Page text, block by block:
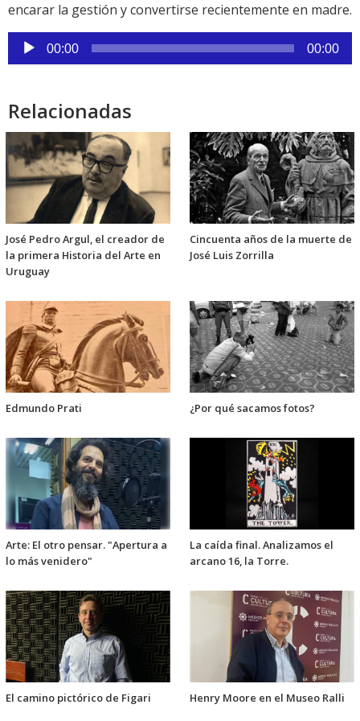
encarar la gestión y convertirse recientemente en madre.
Reproductor
de
00:00 00:00
Relacionadas
José Pedro Argul, el creador de
la primera Historia del Arte en
Uruguay
Cincuenta años de la muerte de
José Luis Zorrilla
Edmundo Prati ¿Por qué sacamos fotos?
Arte: El otro pensar. "Apertura a
lo más venidero"
La caída final. Analizamos el
arcano 16, la Torre.
El camino pictórico de Figari Henry Moore en el Museo Ralli